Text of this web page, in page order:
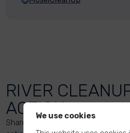
RIVER
ACTION
Share your action photos here and
We use cookies